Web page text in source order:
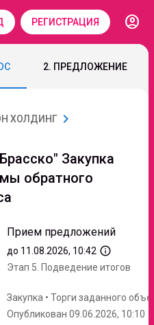
РЕГИСТРАЦИЯ
account_circle
Закупка системы
Прием предложений
2. ПРЕДЛОЖЕНИЕ
ХОЛДИНГ chevron_right
Закупка
обратного
Прием предложений
до 11.08.2026, 10:42 info_outline
Этап 5. Подведение итогов
Закупка • Торги заданного
Опубликован 09.06.2026, 10:10